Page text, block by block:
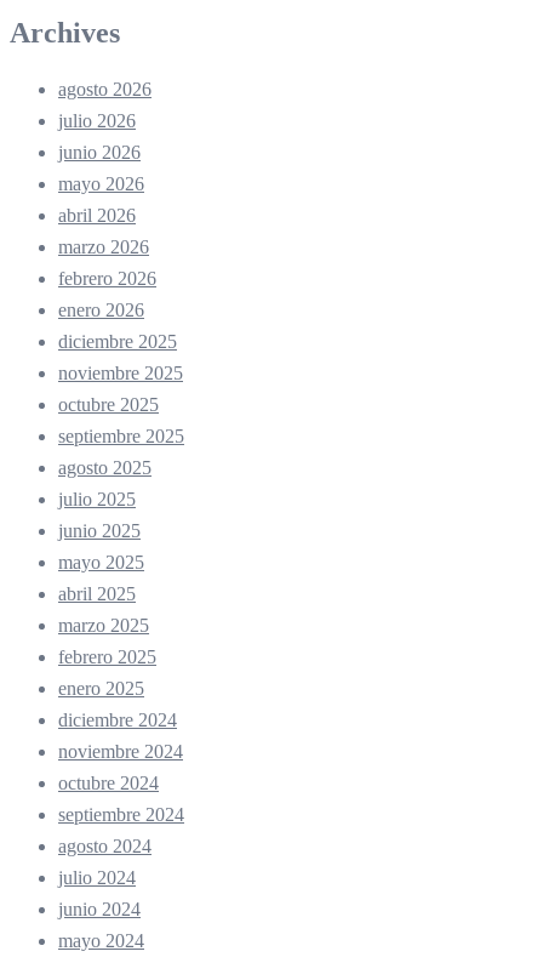
Archives
agosto 2026
julio 2026
junio 2026
mayo 2026
abril 2026
marzo 2026
febrero 2026
enero 2026
diciembre 2025
noviembre 2025
octubre 2025
septiembre 2025
agosto 2025
julio 2025
junio 2025
mayo 2025
abril 2025
marzo 2025
febrero 2025
enero 2025
diciembre 2024
noviembre 2024
octubre 2024
septiembre 2024
agosto 2024
julio 2024
junio 2024
mayo 2024